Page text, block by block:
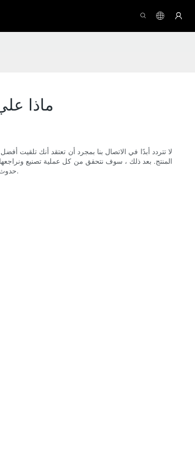
ماذا
المنتج. بعد ذلك ، سوف نتحقق من كل عملية تصنيع ونراجعها
حدوث بعض الأخطاء التي قد تؤدي إلى حقيقة أن القليل من العيوب يتم تسليمها إلى عملاء. يرجى فهم ذلك وسنقدم لك نفس المنتجات التي وافق عليها الطرفان بالضبط.